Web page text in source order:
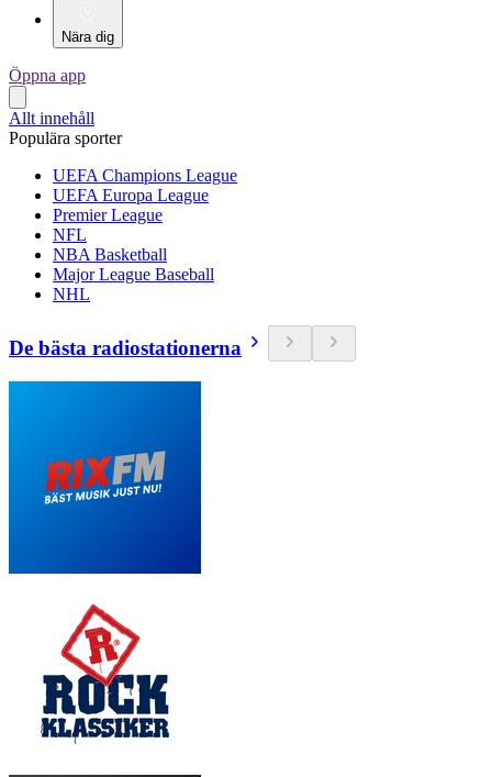
Nära dig
Öppna app
Allt innehåll
Populära sporter
UEFA Champions League
UEFA Europa League
Premier League
NFL
NBA Basketball
Major League Baseball
NHL
De bästa radiostationerna